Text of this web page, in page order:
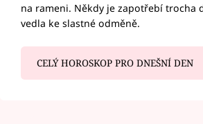
na rameni. Někdy je zapotřebí trocha
vedla ke slastné odměně.
CELÝ HOROSKOP PRO DNEŠNÍ DEN